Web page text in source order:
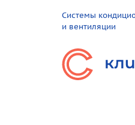
Системы
и вентиляции